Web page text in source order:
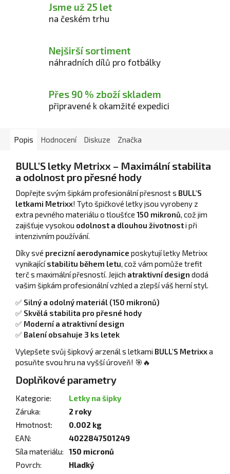
Jsme už 25 let
na českém trhu
Nejširší sortiment
náhradních dílů pro fotbálky
Přes 90 % zboží skladem
připravené k okamžité expedici
Popis Hodnocení Diskuze Značka
BULL'S letky Metrixx – Maximální stabilita
a odolnost pro přesné hody
Dopřejte svým šipkám profesionální přesnost s BULL'S
letkami Metrixx! Tyto špičkové letky jsou vyrobeny z
extra pevného materiálu o tloušťce 150 mikronů, což jim
zajišťuje vysokou odolnost a dlouhou životnosti při
intenzivním používání.
Díky své precizní aerodynamice poskytují letky Metrixx
vynikajícístabilitu během letu, což vám pomůže trefit
terč s maximální přesností. Jejich atraktivní design dodá
vašim šipkám profesionální vzhled a zlepší váš herní styl.
✅ Silný a odolný materiál (150 mikronů)
✅ Skvělá stabilita pro přesné hody
✅ Moderní a atraktivní design
✅ Balení obsahuje 3 ks letek
Vylepšete svůj šipkový arzenál s letkami BULL'S Metrixxa
posuňte svou hru na vyšší úroveň! 🎯🔥
Doplňkové parametry
Kategorie:
Letky na šipky
Záruka:
2 roky
Hmotnost:
0.002 kg
EAN:
4022847501249
Síla materiálu:
150 micronů
Povrch:
Hladký